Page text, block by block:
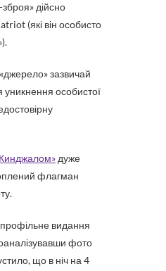
дійсно
(які він особисто
зазвичай
уникнення особистої
дуже
флагман
видання
фото
що в ніч на 4